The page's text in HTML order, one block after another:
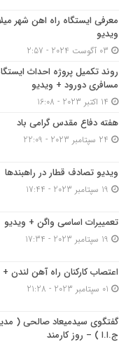
معرفی ایستگاه راه اهن شهر
ویدیو
روند تکمیل پروژه احداث
مسافری دورود + ویدیو
هفته دفاع مقدس گرامی باد
ویدیو تصادف قطار در راهبندها
تعمییرات اساسی واگن + ویدیو
اعتصاب کارکنان راه آهن لندن
گفتگوی سیدمیعاد صالحی (
ج.ا.ا ) – روز کارمند